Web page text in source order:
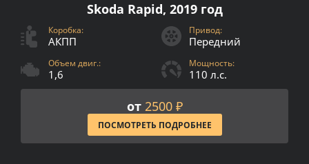
Skoda Rapid, 2019 год
Коробка:
АКПП
Привод:
Передний
Объем двиг.:
1,6
Мощность:
110 л.с.
от 2500 ₽
ПОСМОТРЕТЬ ПОДРОБНЕЕ